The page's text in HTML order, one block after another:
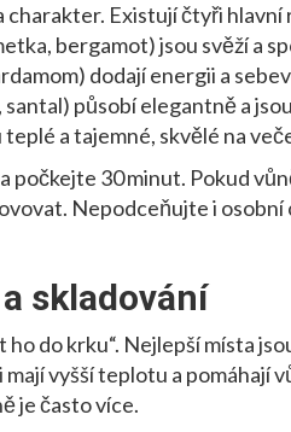
charakter. Existují čtyři
bergamot) jsou svěží a
dodají energii a
působí elegantně a
a tajemné, skvělé na
počkejte 30 minut. Pokud
Nepodceňujte i osobní
skladování
do krku“. Nejlepší místa
vyšší teplotu a pomáhají
je často více.